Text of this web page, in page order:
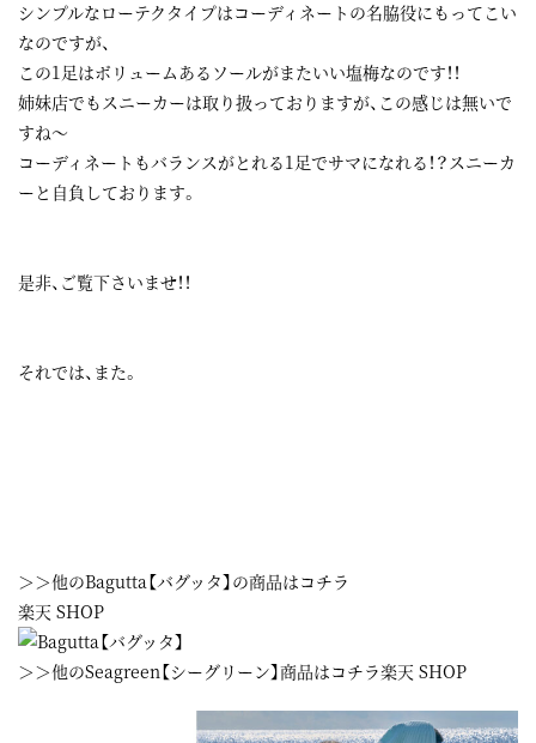
シンプルなローテクタイプはコーディネートの名脇役にもってこい
なのですが、
この1足はボリュームあるソールがまたいい塩梅なのです！！
姉妹店でもスニーカーは取り扱っておりますが、この感じは無いで
すね～
コーディネートもバランスがとれる1足でサマになれる！？スニーカ
ーと自負しております。
是非、ご覧下さいませ！！
それでは、また。
＞＞他のBagutta【バグッタ】の商品はコチラ
楽天 SHOP
＞＞他のSeagreen【シーグリーン】商品はコチラ楽天 SHOP